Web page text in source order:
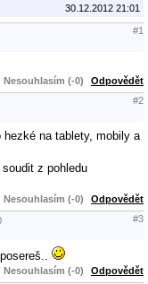
30.12.2012 21:01
#1
Nesouhlasím (-0) Odpovědět
#2
na tablety, mobily a
z pohledu
Nesouhlasím (-0) Odpovědět
#3
Nesouhlasím (-0) Odpovědět